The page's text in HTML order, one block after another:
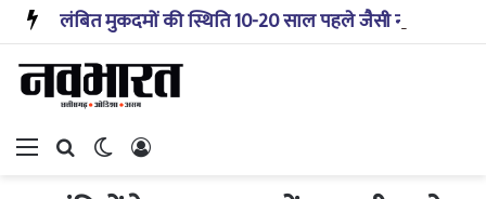
Menu Search forSwitch skin